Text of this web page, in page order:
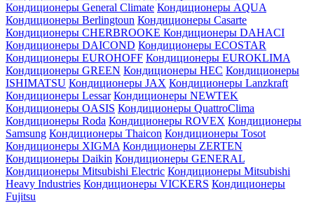
Кондиционеры General Climate Кондиционеры AQUA
Кондиционеры Berlingtoun Кондиционеры Casarte
Кондиционеры CHERBROOKE Кондиционеры DAHACI
Кондиционеры DAICOND Кондиционеры ECOSTAR
Кондиционеры EUROHOFF Кондиционеры EUROKLIMA
Кондиционеры GREEN Кондиционеры HEC Кондиционеры
ISHIMATSU Кондиционеры JAX Кондиционеры Lanzkraft
Кондиционеры Lessar Кондиционеры NEWTEK
Кондиционеры OASIS Кондиционеры QuattroClima
Кондиционеры Roda Кондиционеры ROVEX Кондиционеры
Samsung Кондиционеры Thaicon Кондиционеры Tosot
Кондиционеры XIGMA Кондиционеры ZERTEN
Кондиционеры Daikin Кондиционеры GENERAL
Кондиционеры Mitsubishi Electric Кондиционеры Mitsubishi
Heavy Industries Кондиционеры VICKERS Кондиционеры
Fujitsu